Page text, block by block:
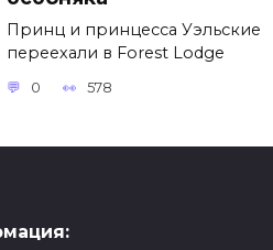
Принц и принцесса Уэльские
переехали в Forest Lodge
0 578